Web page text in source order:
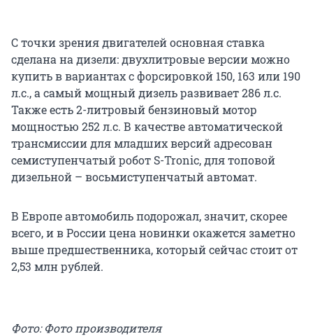
С точки зрения двигателей основная ставка
сделана на дизели: двухлитровые версии можно
купить в вариантах с форсировкой 150, 163 или 190
л.с., а самый мощный дизель развивает 286 л.с.
Также есть 2-литровый бензиновый мотор
мощностью 252 л.с. В качестве автоматической
трансмиссии для младших версий адресован
семиступенчатый робот S-Tronic, для топовой
дизельной – восьмиступенчатый автомат.
В Европе автомобиль подорожал, значит, скорее
всего, и в России цена новинки окажется заметно
выше предшественника, который сейчас стоит от
2,53 млн рублей.
Фото: Фото производителя